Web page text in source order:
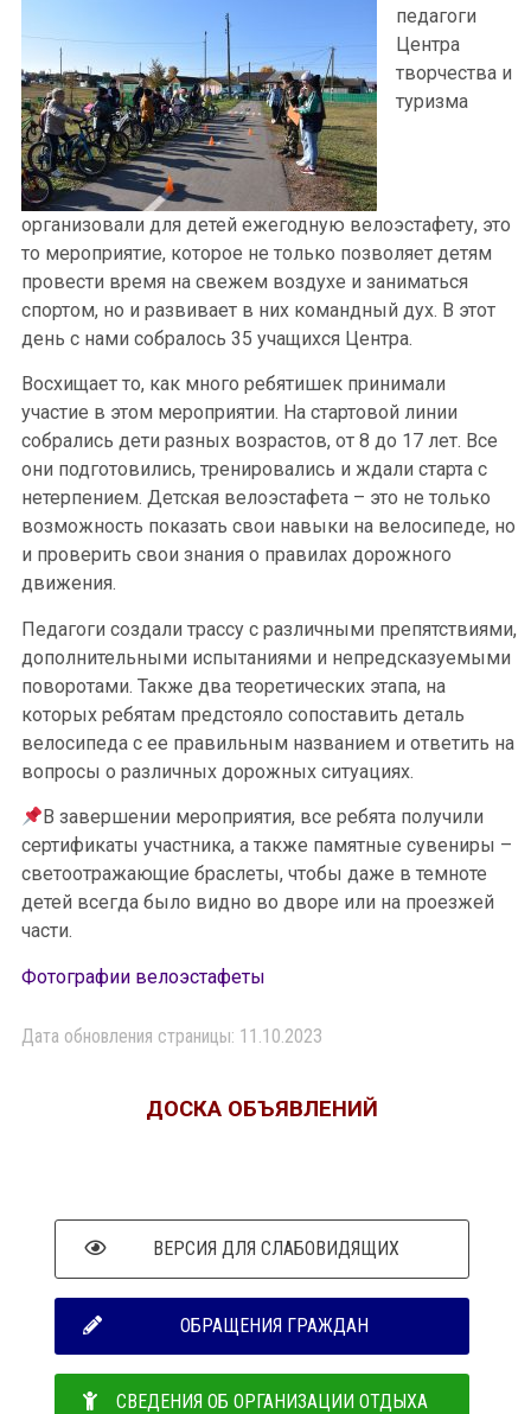
педагоги
Центра
творчества и
туризма
организовали для детей ежегодную велоэстафету, это
то мероприятие, которое не только позволяет детям
провести время на свежем воздухе и заниматься
спортом, но и развивает в них командный дух. В этот
день с нами собралось 35 учащихся Центра.
Восхищает то, как много ребятишек принимали
участие в этом мероприятии. На стартовой линии
собрались дети разных возрастов, от 8 до 17 лет. Все
они подготовились, тренировались и ждали старта с
нетерпением. Детская велоэстафета – это не только
возможность показать свои навыки на велосипеде, но
и проверить свои знания о правилах дорожного
движения.
Педагоги создали трассу с различными препятствиями,
дополнительными испытаниями и непредсказуемыми
поворотами. Также два теоретических этапа, на
которых ребятам предстояло сопоставить деталь
велосипеда с ее правильным названием и ответить на
вопросы о различных дорожных ситуациях.
В завершении мероприятия, все ребята получили
сертификаты участника, а также памятные сувениры –
светоотражающие браслеты, чтобы даже в темноте
детей всегда было видно во дворе или на проезжей
части.
Фотографии велоэстафеты
Дата обновления страницы: 11.10.2023
ДОСКА ОБЪЯВЛЕНИЙ
ВЕРСИЯ ДЛЯ СЛАБОВИДЯЩИХ
ОБРАЩЕНИЯ ГРАЖДАН
СВЕДЕНИЯ ОБ ОРГАНИЗАЦИИ ОТДЫХА